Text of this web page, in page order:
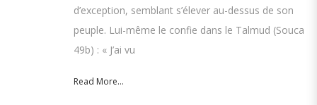
d’exception, semblant s’élever au-dessus de son
peuple. Lui-même le confie dans le Talmud (Souca
49b) : « J’ai vu
Read More...